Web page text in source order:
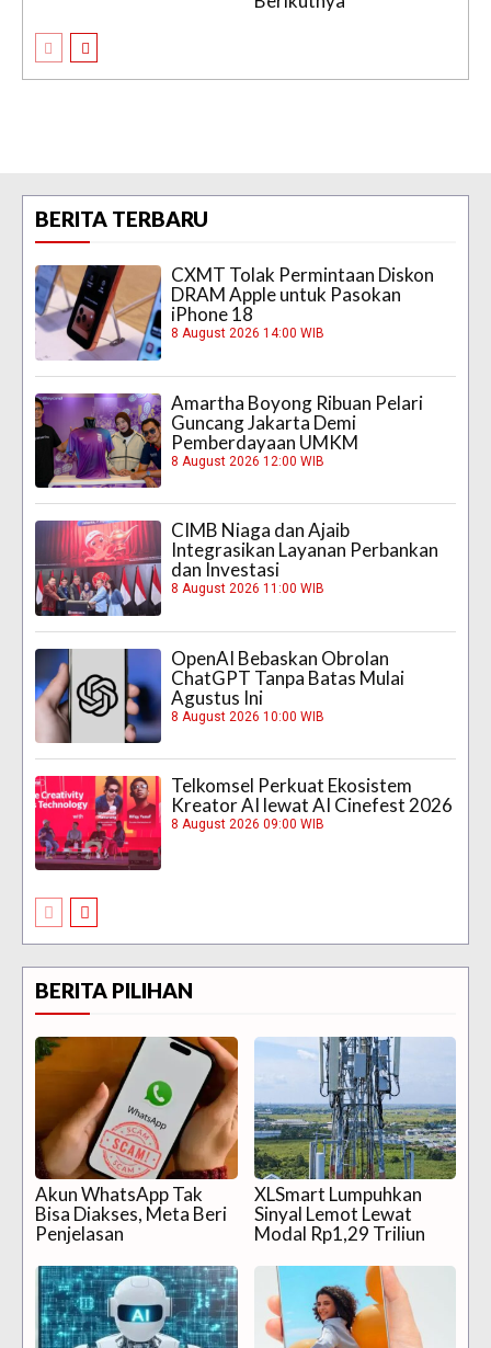
BERITA TERBARU
CXMT Tolak Permintaan Diskon
DRAM Apple untuk Pasokan
iPhone 18
8 August 2026 14:00 WIB
Amartha Boyong Ribuan Pelari
Guncang Jakarta Demi
Pemberdayaan UMKM
8 August 2026 12:00 WIB
CIMB Niaga dan Ajaib
Integrasikan Layanan Perbankan
dan Investasi
8 August 2026 11:00 WIB
OpenAI Bebaskan Obrolan
ChatGPT Tanpa Batas Mulai
Agustus Ini
8 August 2026 10:00 WIB
Telkomsel Perkuat Ekosistem
Kreator AI lewat AI Cinefest 2026
8 August 2026 09:00 WIB
BERITA PILIHAN
Akun WhatsApp Tak
Bisa Diakses, Meta Beri
Penjelasan
XLSmart Lumpuhkan
Sinyal Lemot Lewat
Modal Rp1,29 Triliun